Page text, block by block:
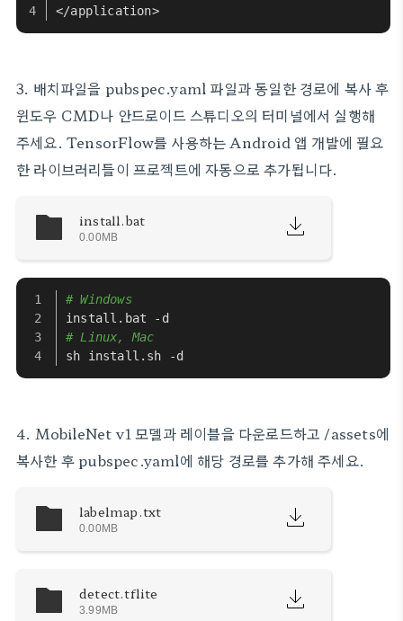
</application>
3. 배치파일을 pubspec.yaml 파일과 동일한 경로에 복사 후
윈도우 CMD나 안드로이드 스튜디오의 터미널에서 실행해
주세요. TensorFlow를 사용하는 Android 앱 개발에 필요
한 라이브러리들이 프로젝트에 자동으로 추가됩니다.
install.bat
0.00MB
# Windows
install.bat -d
# Linux, Mac
sh install.sh -d
4. MobileNet v1 모델과 레이블을 다운로드하고 /assets에
복사한 후 pubspec.yaml에 해당 경로를 추가해 주세요.
labelmap.txt
0.00MB
detect.tflite
3.99MB